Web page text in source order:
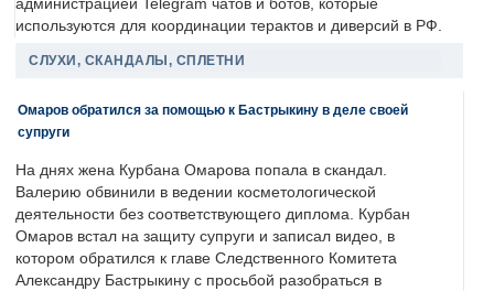
администрацией Telegram чатов и ботов, которые
используются для координации терактов и диверсий в РФ.
СЛУХИ, СКАНДАЛЫ, СПЛЕТНИ
Омаров обратился за помощью к Бастрыкину в деле своей
супруги
На днях жена Курбана Омарова попала в скандал.
Валерию обвинили в ведении косметологической
деятельности без соответствующего диплома. Курбан
Омаров встал на защиту супруги и записал видео, в
котором обратился к главе Следственного Комитета
Александру Бастрыкину с просьбой разобраться в